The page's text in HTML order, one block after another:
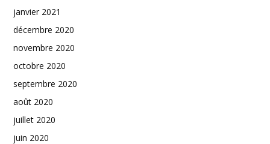
janvier 2021
décembre 2020
novembre 2020
octobre 2020
septembre 2020
août 2020
juillet 2020
juin 2020